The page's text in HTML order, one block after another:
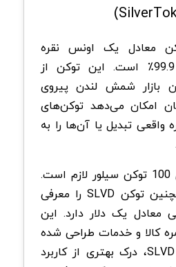
معادل یک اونس نقره
فیزیکی با خلوص 99.9٪ است. این توکن از
بازار شمش لندن پیروی
امکان می‌دهد توکن‌های
تبدیل یا آن‌ها را به
برای بازخرید، حداقل 100 توکن سیلور لازم است.
تیم سیلورتوکن همچنین توکن SLVD را معرفی
معادل یک دلار دارد. این
کالا و خدمات طراحی شده
است. ارزش پایدار SLVD، درک بهتری از کاربرد